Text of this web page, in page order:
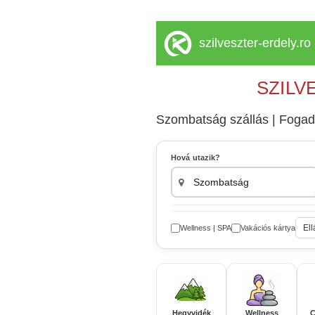
szilveszter-erdely.ro
Szombatság szállás |
Hová utazik?
Wellness | SPA Vakációs kártya
Hegyvidék Wellness